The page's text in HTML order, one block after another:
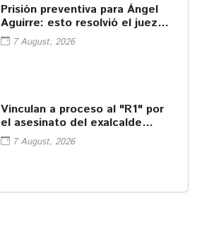
Prisión preventiva para Ángel
Aguirre: esto resolvió el juez
en la audiencia por el caso
Ayotzinapa
7 August, 2026
Vinculan a proceso al "R1" por
el asesinato del exalcalde
Carlos Manzo
7 August, 2026